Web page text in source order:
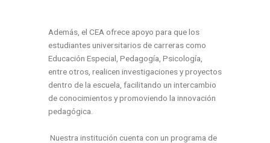
Además, el CEA ofrece apoyo para que los
estudiantes universitarios de carreras como
Educación Especial, Pedagogía, Psicología,
entre otros, realicen investigaciones y proyectos
dentro de la escuela, facilitando un intercambio
de conocimientos y promoviendo la innovación
pedagógica.
Nuestra institución cuenta con un programa de